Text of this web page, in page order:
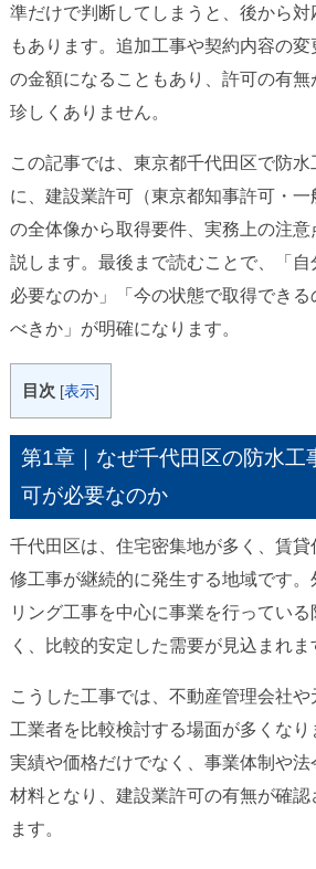
準だけで判断してしまうと、後から対
もあります。追加工事や契約内容の
の金額になることもあり、許可の有無
珍しくありません。
この記事では、東京都千代田区で防
に、建設業許可（東京都知事許可・
の全体像から取得要件、実務上の注
説します。最後まで読むことで、「
必要なのか」「今の状態で取得でき
べきか」が明確になります。
目次 [表示]
第1章｜なぜ千代田区の防水工
可が必要なのか
千代田区は、住宅密集地が多く、賃
修工事が継続的に発生する地域です
リング工事を中心に事業を行ってい
く、比較的安定した需要が見込まれま
こうした工事では、不動産管理会社
工業者を比較検討する場面が多くな
実績や価格だけでなく、事業体制や
材料となり、建設業許可の有無が確認
ます。